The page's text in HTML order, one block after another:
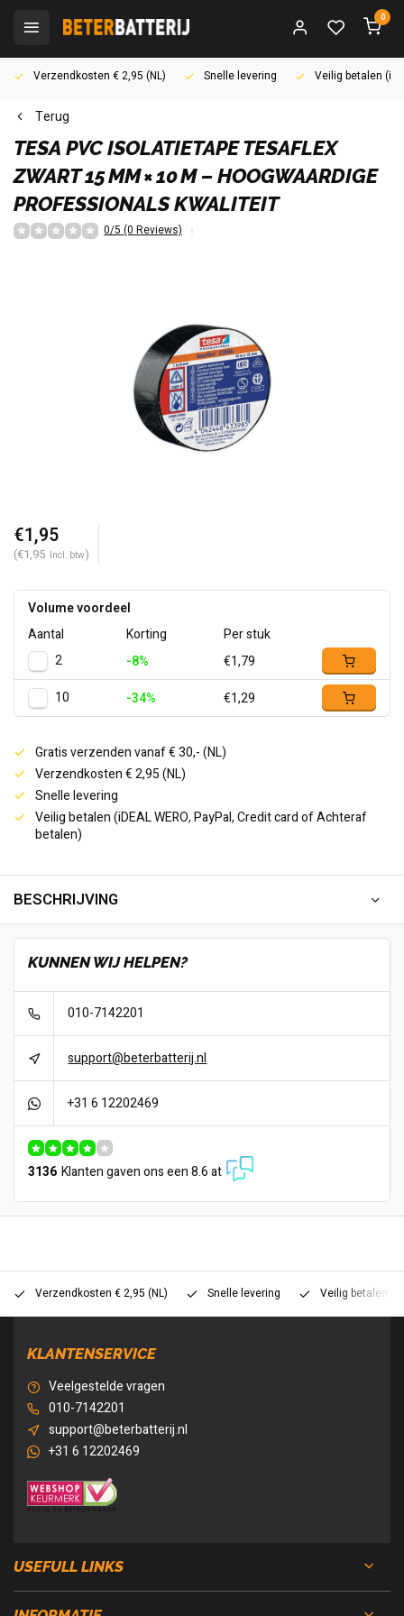
0
Verzendkosten € 2,95 (NL) Snelle levering Veilig betalen
Terug
TESA PVC ISOLATIETAPE TESAFLEX
ZWART 15 MM × 10 M – HOOGWAARDIGE
PROFESSIONALS KWALITEIT
0/5 (0 Reviews)
€1,95
(€1,95 Incl. btw)
Volume voordeel
Aantal
Korting
Per stuk
2
-8%
€1,79
10
-34% €1,29
Gratis verzenden vanaf € 30,- (NL)
Verzendkosten € 2,95 (NL)
Snelle levering
Veilig betalen (iDEAL WERO, PayPal, Credit card of Achteraf
betalen)
BESCHRIJVING
KUNNEN WIJ HELPEN?
010-7142201
support@beterbatterij.nl
+31 6 12202469
3136 Klanten gaven ons een 8.6 at
Verzendkosten € 2,95 (NL) Snelle levering Veilig betalen
KLANTENSERVICE
Veelgestelde vragen
010-7142201
support@beterbatterij.nl
+31 6 12202469
USEFULL LINKS